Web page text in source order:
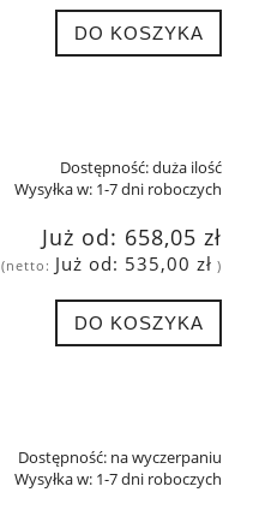
DO KOSZYKA
Dostępność:duża ilość
Wysyłka w: 1-7 dni roboczych
Już od: 658,05 zł
(netto: Już od: 535,00 zł )
DO KOSZYKA
Dostępność: na wyczerpaniu
Wysyłka w: 1-7 dni roboczych